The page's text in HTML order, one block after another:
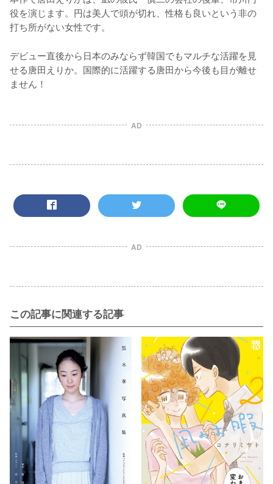
役を演じます。円は美人で頭が切れ、性格も良いという非の
打ち所がない女性です。
デビュー直後から日本のみならず韓国でもマルチな活躍を見
せる唐田えりか。国際的に活躍する唐田から今後も目が離せ
ません！
AD
AD
この記事に関連する記事